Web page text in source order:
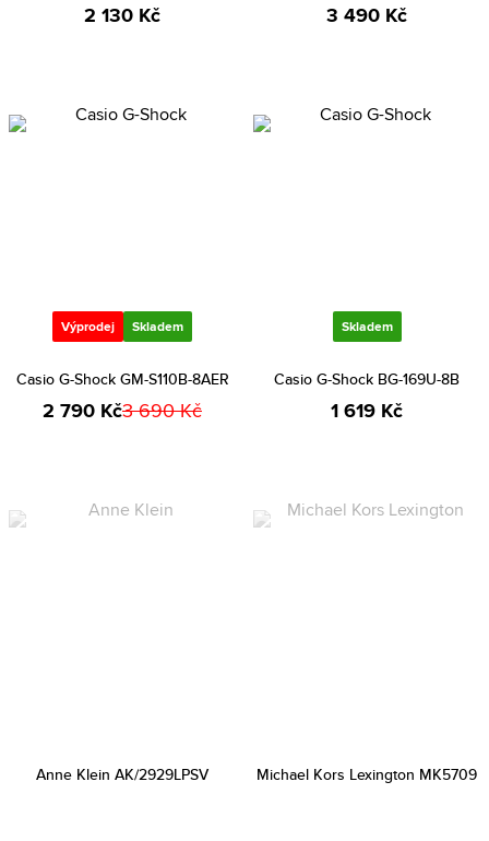
2 130 Kč 3 490 Kč
Výprodej Skladem
Casio G-Shock GM-S110B-8AER
2 790 Kč3 690 Kč
Skladem
Casio G-Shock BG-169U-8B
1 619 Kč
Anne Klein AK/2929LPSV Michael Kors Lexington MK5709